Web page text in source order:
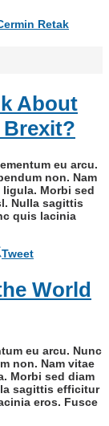
Retak
About
Brexit?
eu arcu.
non. Nam
Morbi sed
Nulla sagittis
quis lacinia
Tweet
World
eu arcu. Nunc
non. Nam vitae
Morbi sed diam
sagittis efficitur
eros. Fusce